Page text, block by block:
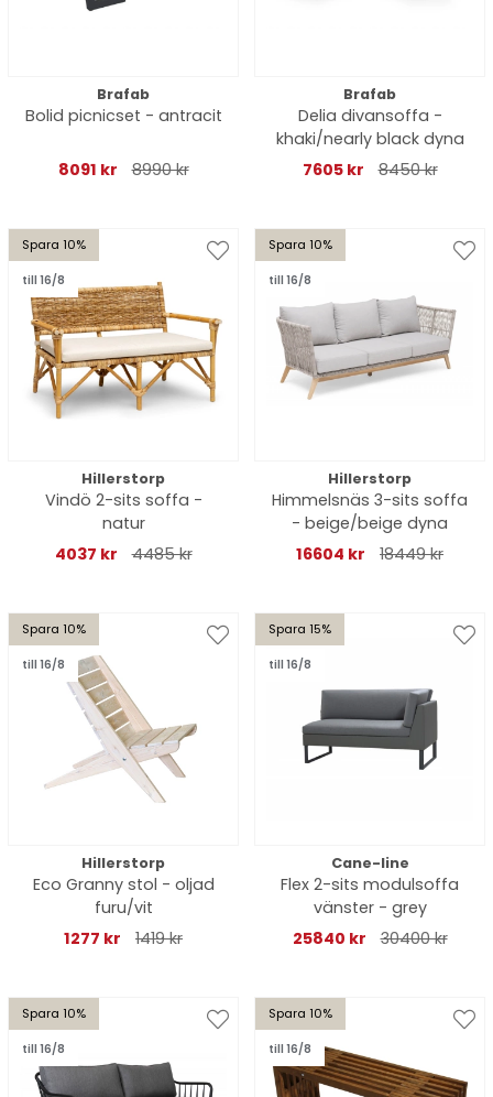
Brafab
Bolid picnicset - antracit
8091 kr 8990 kr
Brafab
Delia divansoffa -
khaki/nearly black dyna
7605 kr
8450 kr
Spara 10%
till 16/8
Hillerstorp
Vindö 2-sits soffa -
natur
4037 kr
4485 kr
Spara 10%
till 16/8
Hillerstorp
Himmelsnäs 3-sits soffa
- beige/beige dyna
16604 kr
18449 kr
Spara 10%
till 16/8
Hillerstorp
Eco Granny stol - oljad
furu/vit
1277 kr
1419 kr
Spara 15%
till 16/8
Cane-line
Flex 2-sits modulsoffa
vänster - grey
25840 kr
30400 kr
Spara 10%
till 16/8
Spara 10%
till 16/8